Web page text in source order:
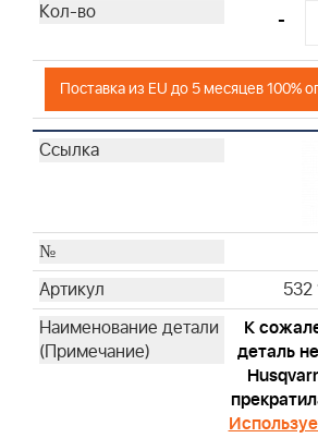
-
Поставка из EU до 5 месяцев 100%
К
деталь